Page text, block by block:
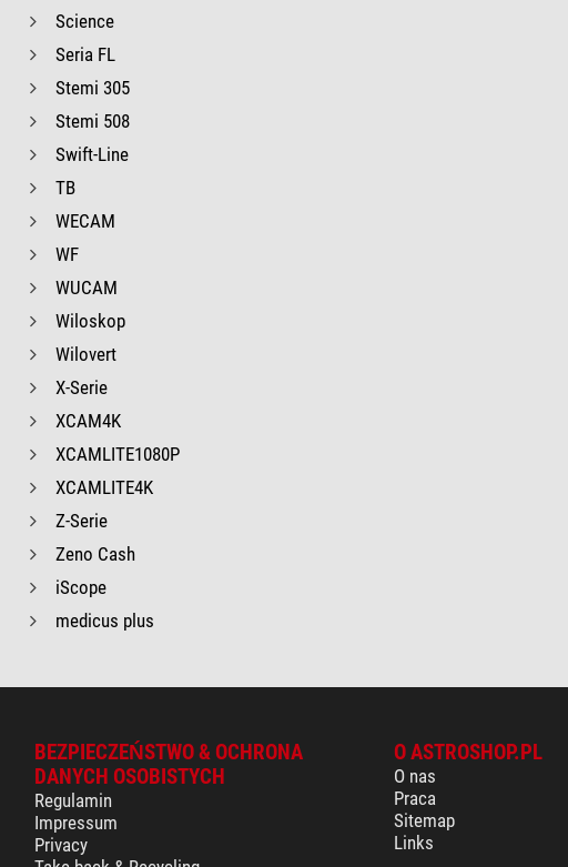
Science
Seria FL
Stemi 305
Stemi 508
Swift-Line
TB
WECAM
WF
WUCAM
Wiloskop
Wilovert
X-Serie
XCAM4K
XCAMLITE1080P
XCAMLITE4K
Z-Serie
Zeno Cash
iScope
medicus plus
BEZPIECZEŃSTWO & OCHRONA
DANYCH OSOBISTYCH
Regulamin
Impressum
Privacy
O ASTROSHOP.PL
O nas
Praca
Sitemap
Links